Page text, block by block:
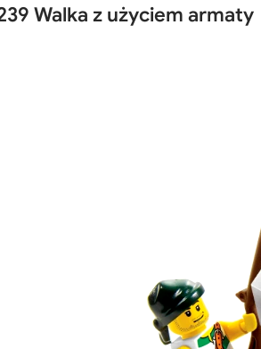
Walka z użyciem armaty